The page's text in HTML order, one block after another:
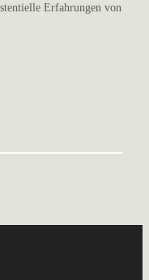
Erfahrungen von